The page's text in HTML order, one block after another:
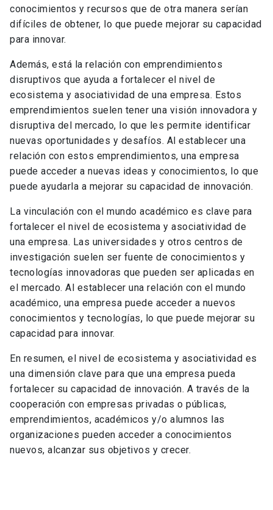
conocimientos y recursos que de otra manera serían
difíciles de obtener, lo que puede mejorar su capacidad
para innovar.
Además, está la relación con emprendimientos
disruptivos que ayuda a fortalecer el nivel de
ecosistema y asociatividad de una empresa. Estos
emprendimientos suelen tener una visión innovadora y
disruptiva del mercado, lo que les permite identificar
nuevas oportunidades y desafíos. Al establecer una
relación con estos emprendimientos, una empresa
puede acceder a nuevas ideas y conocimientos, lo que
puede ayudarla a mejorar su capacidad de innovación.
La vinculación con el mundo académico es clave para
fortalecer el nivel de ecosistema y asociatividad de
una empresa. Las universidades y otros centros de
investigación suelen ser fuente de conocimientos y
tecnologías innovadoras que pueden ser aplicadas en
el mercado. Al establecer una relación con el mundo
académico, una empresa puede acceder a nuevos
conocimientos y tecnologías, lo que puede mejorar su
capacidad para innovar.
En resumen, el nivel de ecosistema y asociatividad es
una dimensión clave para que una empresa pueda
fortalecer su capacidad de innovación. A través de la
cooperación con empresas privadas o públicas,
emprendimientos, académicos y/o alumnos las
organizaciones pueden acceder a conocimientos
nuevos, alcanzar sus objetivos y crecer.